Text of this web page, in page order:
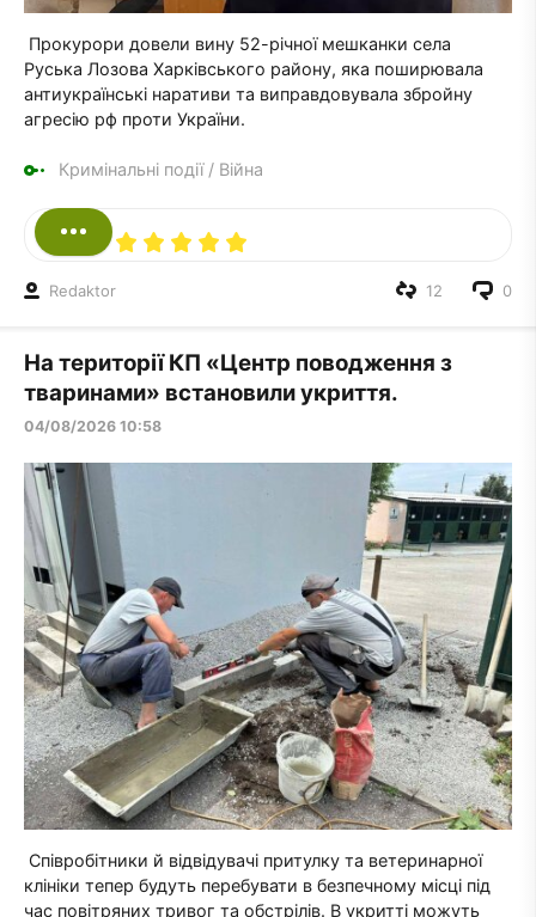
Прокурори довели вину 52-річної мешканки села
Руська Лозова Харківського району, яка поширювала
антиукраїнські наративи та виправдовувала збройну
агресію рф проти України.
Кримінальні події/ Війна
Redaktor 0
12
На території КП «Центр поводження з
тваринами» встановили укриття.
04/08/2026 10:58
Співробітники й відвідувачі притулку та ветеринарної
клініки тепер будуть перебувати в безпечному місці під
час повітряних тривог та обстрілів. В укритті можуть